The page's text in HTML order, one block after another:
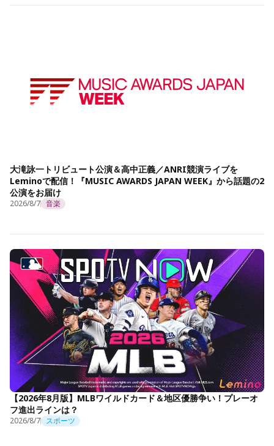
大滝詠一トリビュート公演＆高中正義／ANRI競演ライブを
Leminoで配信！『MUSIC AWARDS JAPAN WEEK』から話題の2
公演をお届け
2026/8/7 音楽
【2026年8月版】MLBワイルドカード＆地区優勝争い！プレーオ
フ進出ラインは？
2026/8/7 スポーツ